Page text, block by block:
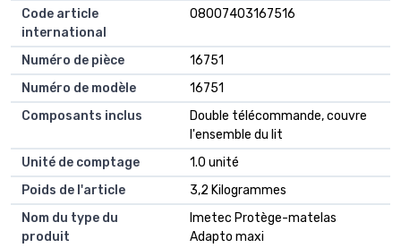
Code article
international
08007403167516
Numéro de pièce
16751
Numéro de modèle
16751
Composants inclus
Double télécommande, couvre
l'ensemble du lit
Unité de comptage
1.0 unité
Poids de l'article
3,2 Kilogrammes
Nom du type du
produit
Imetec Protège-matelas
Adapto maxi